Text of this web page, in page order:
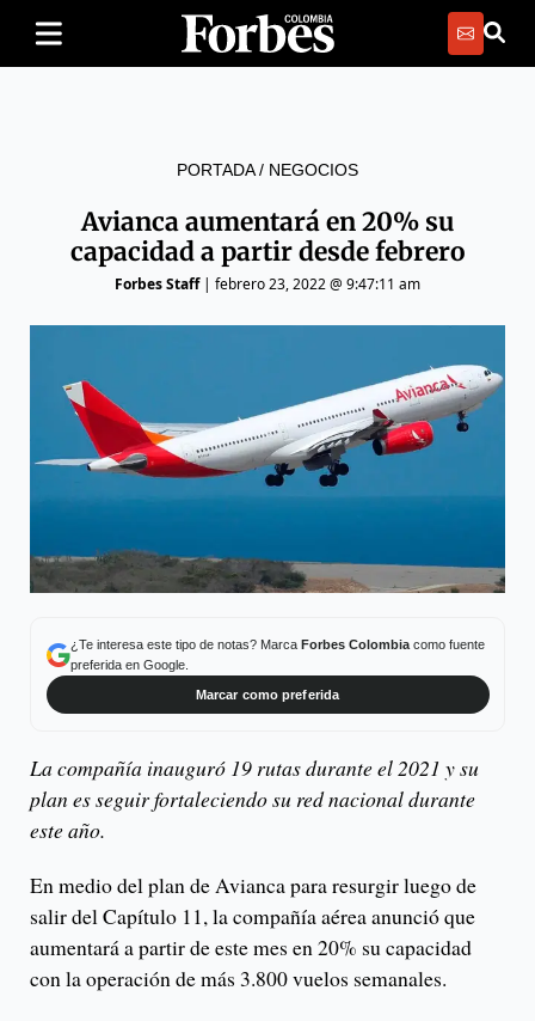
PORTADA/ NEGOCIOS
Avianca aumentará en 20% su
capacidad a partir desde febrero
Forbes Staff| febrero 23, 2022 @ 9:47:11 am
¿Te interesa este tipo de notas? Marca Forbes Colombiacomo fuente
preferida en Google.
Marcar como preferida
La compañía inauguró 19 rutas durante el 2021 y su
plan es seguir fortaleciendo su red nacional durante
este año.
En medio del plan de Avianca para resurgir luego de
salir del Capítulo 11, la compañía aérea anunció que
aumentará a partir de este mes en 20% su capacidad
con la operación de más 3.800 vuelos semanales.